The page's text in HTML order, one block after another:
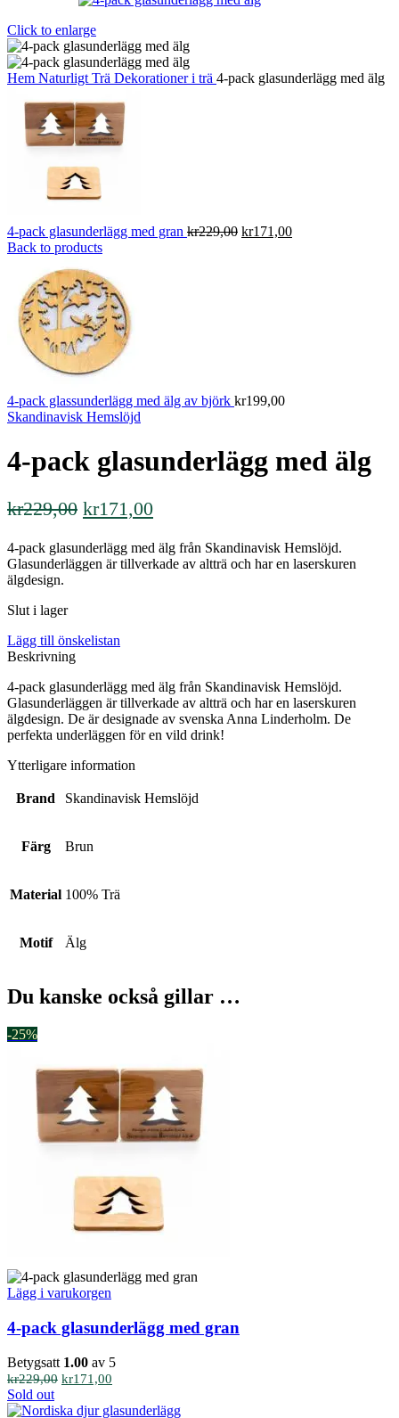
Click to enlarge
Hem Naturligt Trä Dekorationer i trä 4-pack glasunderlägg med älg
4-pack glasunderlägg med gran kr229,00 Det
kr171,00Det
Back to products
4-pack glassunderlägg med älg av björk kr199,00
Skandinavisk Hemslöjd
4-pack glasunderlägg med älg
kr229,00 Det
priset
var:
kr171,00Det
priset
4-pack glasunderlägg med älg från Skandinavisk Hemslöjd.
Glasunderläggen är tillverkade av altträ och har en laserskuren
älgdesign.
Slut i lager
Lägg till önskelistan
Beskrivning
4-pack glasunderlägg med älg från Skandinavisk Hemslöjd.
Glasunderläggen är tillverkade av altträ och har en laserskuren
älgdesign. De är designade av svenska Anna Linderholm. De
perfekta underläggen för en vild drink!
Ytterligare information
Brand Skandinavisk Hemslöjd
Färg Brun
Material 100% Trä
Motif Älg
Du kanske också gillar …
-25%
Lägg i varukorgen
4-pack glasunderlägg med gran
Betygsatt 1.00 av 5
kr229,00 Det
priset
kr171,00
priset
Sold out